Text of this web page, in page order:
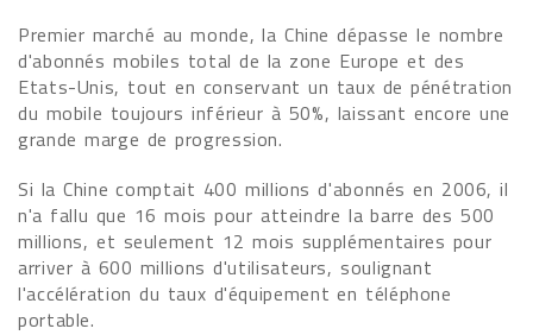
Premier marché au monde, la Chine dépasse le nombre
d'abonnés mobiles total de la zone Europe et des
Etats-Unis, tout en conservant un taux de pénétration
du mobile toujours inférieur à 50%, laissant encore une
grande marge de progression.
Si la Chine comptait 400 millions d'abonnés en 2006, il
n'a fallu que 16 mois pour atteindre la barre des 500
millions, et seulement 12 mois supplémentaires pour
arriver à 600 millions d'utilisateurs, soulignant
l'accélération du taux d'équipement en téléphone
portable.